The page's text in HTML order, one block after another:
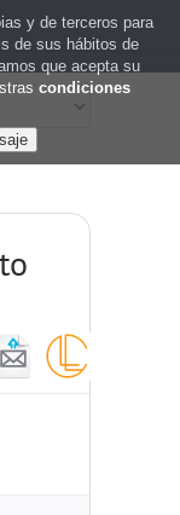
y de terceros para
de sus hábitos de
que acepta su
condiciones